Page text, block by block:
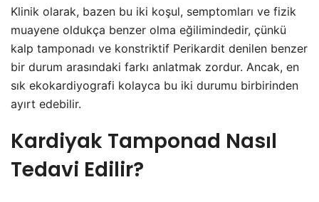
Klinik olarak, bazen bu iki koşul, semptomları ve fizik
muayene oldukça benzer olma eğilimindedir, çünkü
kalp tamponadı ve konstriktif Perikardit denilen benzer
bir durum arasındaki farkı anlatmak zordur. Ancak, en
sık ekokardiyografi kolayca bu iki durumu birbirinden
ayırt edebilir.
Kardiyak Tamponad Nasıl
Tedavi Edilir?